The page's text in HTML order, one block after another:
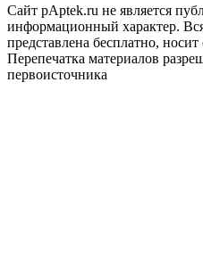
Сайт pAptek.ru не является
информационный характер.
представлена бесплатно,
Перепечатка материалов
первоисточника